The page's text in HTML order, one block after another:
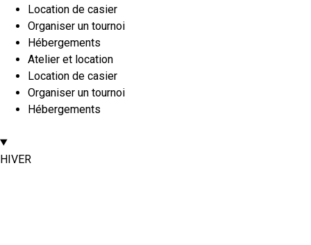
Location de casier
Organiser un tournoi
Hébergements
Atelier et location
Location de casier
Organiser un tournoi
Hébergements
HIVER